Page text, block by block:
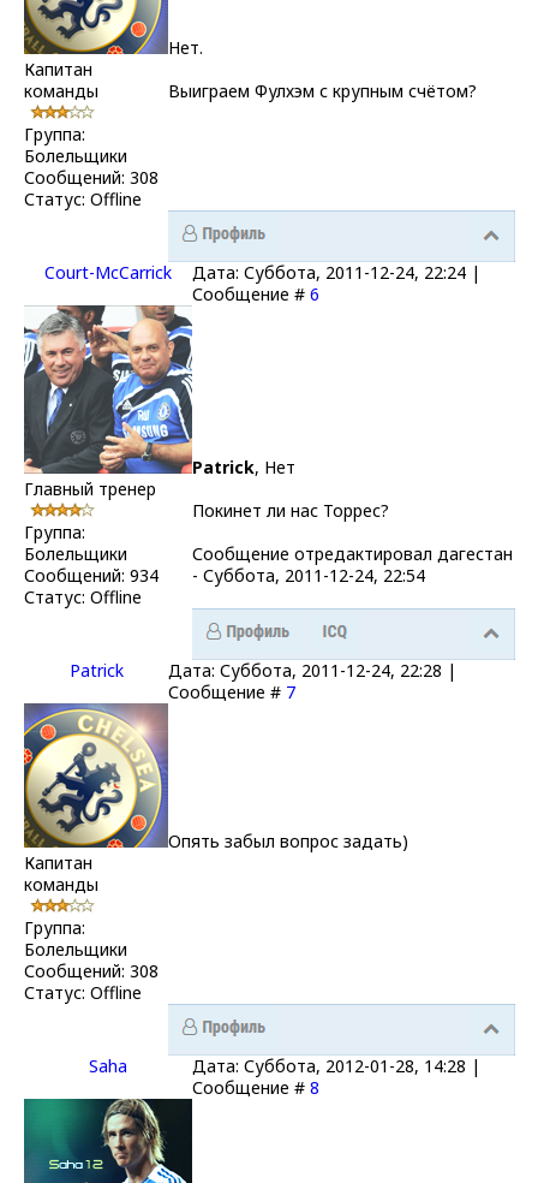
Капитан
команды
Группа:
Болельщики
Сообщений: 308
Статус: Offline
Нет.
Выиграем Фулхэм с крупным счётом?
Court-McCarrick
Дата: Суббота, 2011-12-24, 22:24 |
Сообщение # 6
Главный тренер
Группа:
Болельщики
Сообщений: 934
Статус: Offline
Patrick, Нет
Покинет ли нас Торрес?
Сообщение отредактировал дагестан
- Суббота, 2011-12-24, 22:54
Patrick
Дата: Суббота, 2011-12-24, 22:28 |
Сообщение # 7
Капитан
команды
Группа:
Болельщики
Сообщений: 308
Статус: Offline
Опять забыл вопрос задать)
Saha
Дата: Суббота, 2012-01-28, 14:28 |
Сообщение # 8